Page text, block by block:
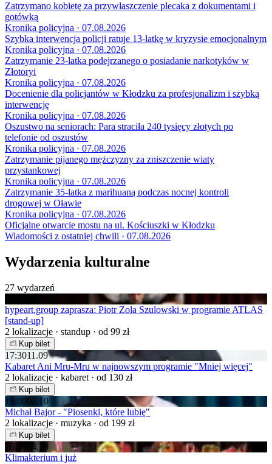
Zatrzymano kobietę za przywłaszczenie plecaka z dokumentami i
gotówką
Kronika policyjna · 07.08.2026
Szybka interwencja policji ratuje 13-latkę w kryzysie emocjonalnym
Kronika policyjna · 07.08.2026
Zatrzymanie 23-latka podejrzanego o posiadanie narkotyków w
Złotoryi
Kronika policyjna · 07.08.2026
Docenienie dla policjantów w Kłodzku za profesjonalizm i szybką
interwencję
Kronika policyjna · 07.08.2026
Oszustwo na seniorach: Para straciła 240 tysięcy złotych po
telefonie od oszustów
Kronika policyjna · 07.08.2026
Zatrzymanie pijanego mężczyzny za zniszczenie wiaty
przystankowej
Kronika policyjna · 07.08.2026
Zatrzymanie 35-latka z marihuaną podczas nocnej kontroli
drogowej w Oławie
Kronika policyjna · 07.08.2026
Oficjalne otwarcie mostu na ul. Kościuszki w Kłodzku
Wiadomości z ostatniej chwili · 07.08.2026
Wydarzenia kulturalne
27 wydarzeń
hypeart.group zaprasza: Piotr Zola Szulowski w programie ATLAS
[stand-up]
2 lokalizacje · standup · od 99 zł
Kup bilet
17:3011.09
Kabaret Ani Mru-Mru w najnowszym programie "Mniej więcej"
2 lokalizacje · kabaret · od 130 zł
Kup bilet
19:0002.10
Michał Bajor - "Piosenki, które lubię"
2 lokalizacje · muzyka · od 199 zł
Kup bilet
16:00
04.10
Klimakterium i już